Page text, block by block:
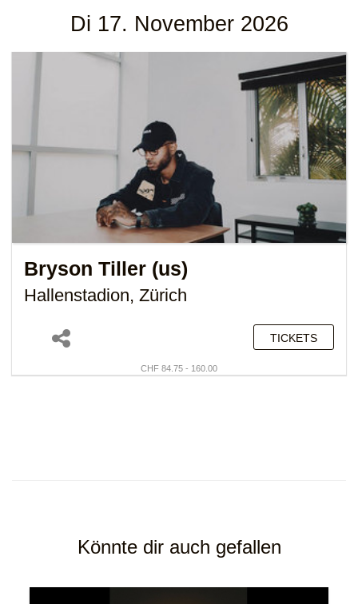
Di 17. November 2026
Bryson Tiller (us)
Hallenstadion, Zürich
TICKETS
CHF 84.75 - 160.00
Könnte dir auch gefallen